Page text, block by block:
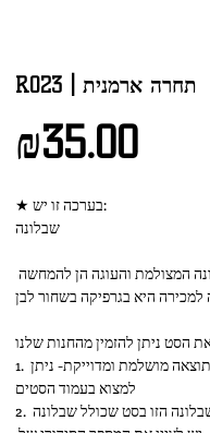
R023 | תחרה ארמנית
₪35.00מחיר
★ בערכה זו יש:
שבלונה
1. סט של 4 רגליים לתוצאה מושלמת ומדוייקת- ניתן
למצוא בעמוד הסטים
2. ניתן להכניס את השבלונה הזו בסט שכולל שבלונה